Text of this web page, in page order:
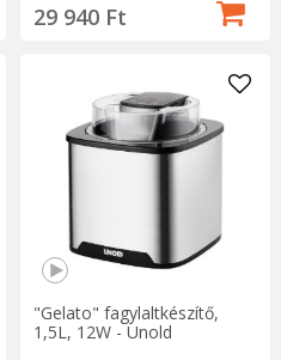
29 940 Ft
"Gelato" fagylaltkészítő,
1,5L, 12W - Unold